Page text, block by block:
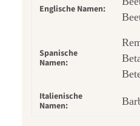
Englische Namen:
Spanische
Namen:
Italienische
Namen: